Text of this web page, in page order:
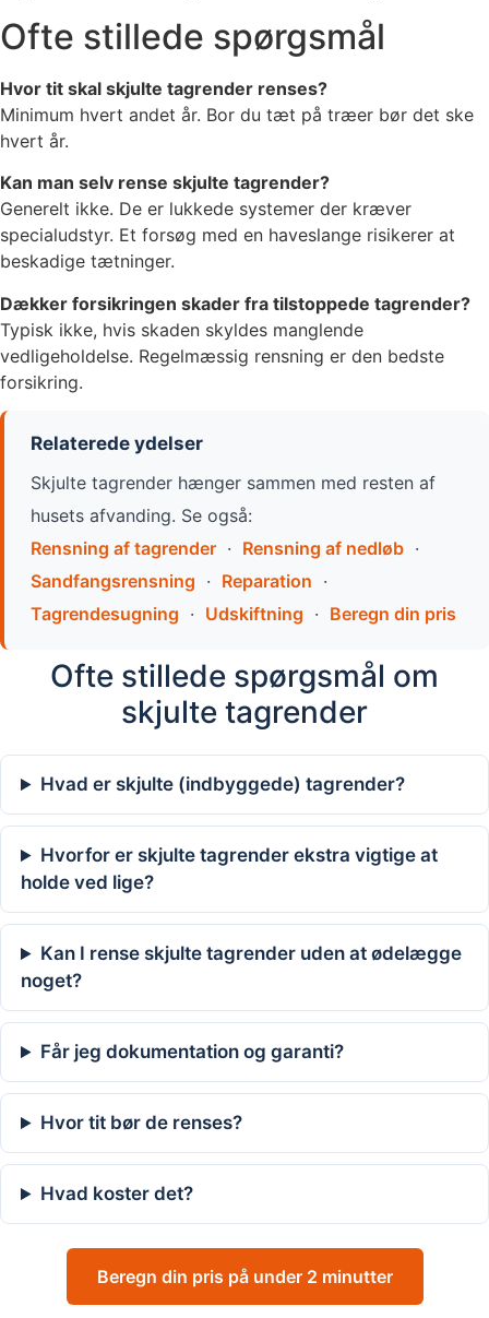
Ofte stillede spørgsmål
Hvor tit skal skjulte tagrender renses?
Minimum hvert andet år. Bor du tæt på træer bør det ske
hvert år.
Kan man selv rense skjulte tagrender?
Generelt ikke. De er lukkede systemer der kræver
specialudstyr. Et forsøg med en haveslange risikerer at
beskadige tætninger.
Dækker forsikringen skader fra tilstoppede tagrender?
Typisk ikke, hvis skaden skyldes manglende
vedligeholdelse. Regelmæssig rensning er den bedste
forsikring.
Relaterede ydelser
Skjulte tagrender hænger sammen med resten af
husets afvanding. Se også:
Rensning af tagrender · Rensning af nedløb ·
Sandfangsrensning · Reparation ·
Tagrendesugning · Udskiftning · Beregn din pris
Ofte stillede spørgsmål om
skjulte tagrender
Hvad er skjulte (indbyggede) tagrender?
Hvorfor er skjulte tagrender ekstra vigtige at
holde ved lige?
Kan I rense skjulte tagrender uden at ødelægge
noget?
Får jeg dokumentation og garanti?
Hvor tit bør de renses?
Hvad koster det?
Beregn din pris på under 2 minutter